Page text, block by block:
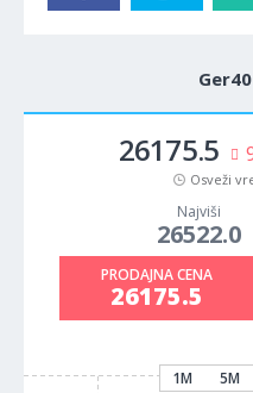
26175.5
Osveži
Najviši
26522.0
PRODAJNA CENA
26175.5
1M 5M